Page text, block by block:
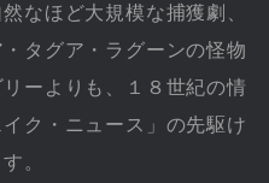
なほど大規模な捕獲劇、
タグア・ラグーンの怪物
ーよりも、１８世紀の情
ク・ニュース」の先駆け
。